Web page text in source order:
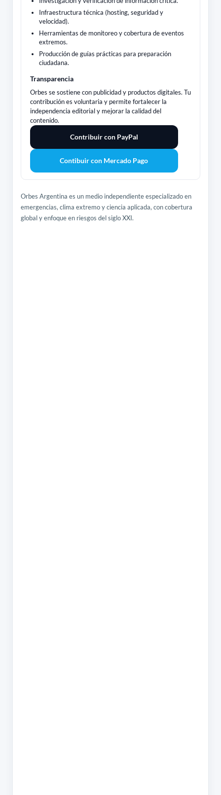
Infraestructura técnica (hosting, seguridad y
velocidad).
Herramientas de monitoreo y cobertura de eventos
extremos.
Producción de guías prácticas para preparación
ciudadana.
Transparencia
Orbes se sostiene con publicidad y productos digitales. Tu
contribución es voluntaria y permite fortalecer la
independencia editorial y mejorar la calidad del
contenido.
Contribuir con PayPal
Contibuir con Mercado Pago
Orbes Argentina es un medio independiente especializado en
emergencias, clima extremo y ciencia aplicada, con cobertura
global y enfoque en riesgos del siglo XXI.